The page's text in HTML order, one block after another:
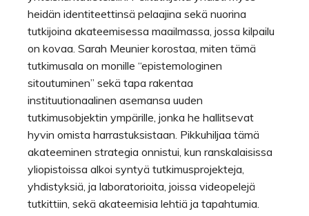
heidän identiteettinsä pelaajina sekä nuorina
tutkijoina akateemisessa maailmassa, jossa kilpailu
on kovaa. Sarah Meunier korostaa, miten tämä
tutkimusala on monille “epistemologinen
sitoutuminen” sekä tapa rakentaa
instituutionaalinen asemansa uuden
tutkimusobjektin ympärille, jonka he hallitsevat
hyvin omista harrastuksistaan. Pikkuhiljaa tämä
akateeminen strategia onnistui, kun ranskalaisissa
yliopistoissa alkoi syntyä tutkimusprojekteja,
yhdistyksiä, ja laboratorioita, joissa videopelejä
tutkittiin, sekä akateemisia lehtiä ja tapahtumia.